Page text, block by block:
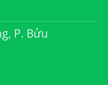
P. Bửu